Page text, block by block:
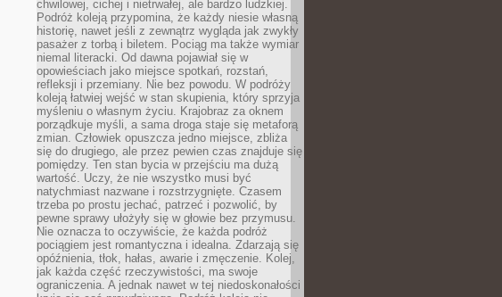
chwilowej, cichej i nietrwałej, ale bardzo ludzkiej.
Podróż koleją przypomina, że każdy niesie własną
historię, nawet jeśli z zewnątrz wygląda jak zwykły
pasażer z torbą i biletem. Pociąg ma także wymiar
niemal literacki. Od dawna pojawiał się w
opowieściach jako miejsce spotkań, rozstań,
refleksji i przemiany. Nie bez powodu. W podróży
koleją łatwiej wejść w stan skupienia, który sprzyja
myśleniu o własnym życiu. Krajobraz za oknem
porządkuje myśli, a sama droga staje się metaforą
zmian. Człowiek opuszcza jedno miejsce, zbliża
się do drugiego, ale przez pewien czas znajduje się
pomiędzy. Ten stan bycia w przejściu ma dużą
wartość. Uczy, że nie wszystko musi być
natychmiast nazwane i rozstrzygnięte. Czasem
trzeba po prostu jechać, patrzeć i pozwolić, by
pewne sprawy ułożyły się w głowie bez przymusu.
Nie oznacza to oczywiście, że każda podróż
pociągiem jest romantyczna i idealna. Zdarzają się
opóźnienia, tłok, hałas, awarie i zmęczenie. Kolej,
jak każda część rzeczywistości, ma swoje
ograniczenia. A jednak nawet w tej niedoskonałości